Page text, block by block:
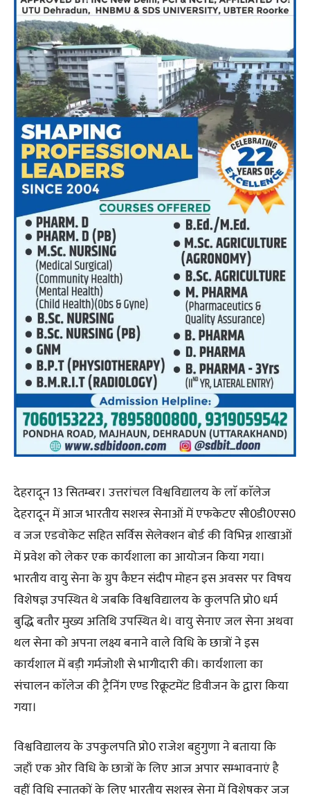
देहरादून 13 सितम्बर। उत्तरांचल विश्वविद्यालय के लाॅ काॅलेज
देहरादून में आज भारतीय सशस्त्र सेनाओं में एफकेटए सी0डी0एस0
व जज एडवोकेट सहित सर्विस सेलेक्शन बोर्ड की विभिन्न शाखाओं
में प्रवेश को लेकर एक कार्यशाला का आयोजन किया गया।
भारतीय वायु सेना के ग्रुप कैप्टन संदीप मोहन इस अवसर पर विषय
विशेषज्ञ उपस्थित थे जबकि विश्वविद्यालय के कुलपति प्रो0 धर्म
बुद्धि बतौर मुख्य अतिथि उपस्थित थे। वायु सेनाए जल सेना अथवा
थल सेना को अपना लक्ष्य बनाने वाले विधि के छात्रों ने इस
कार्यशाल में बड़ी गर्मजोशी से भागीदारी की। कार्यशाला का
संचालन काॅलेज की ट्रैनिंग एण्ड रिक्रूटमेंट डिवीजन के द्वारा किया
गया।
विश्वविद्यालय के उपकुलपति प्रो0 राजेश बहुगुणा ने बताया कि
जहाँ एक ओर विधि के छात्रों के लिए आज अपार सम्भावनाएं है
वहीं विधि स्नातकों के लिए भारतीय सशस्त्र सेना में विशेषकर जज